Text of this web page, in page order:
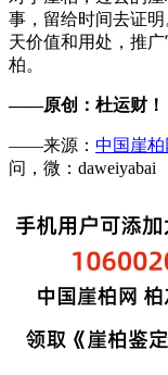
事，留给时间去证
天价值和用处，推
柏。
——原创：杜运财！
——来源： 中国崖柏
问，微：daweiyabai